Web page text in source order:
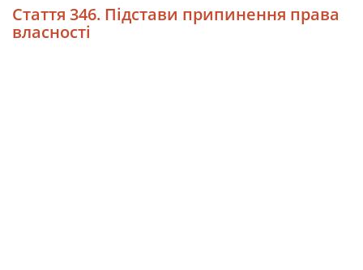
Стаття 346. Підстави припинення права
власності